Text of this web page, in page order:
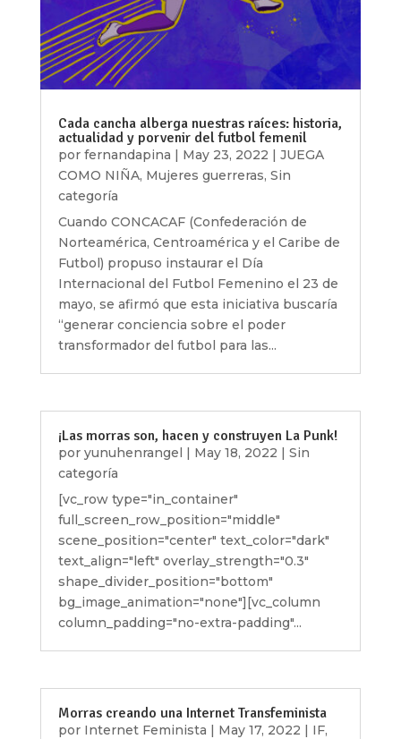
Cada cancha alberga nuestras raíces: historia,
actualidad y porvenir del futbol femenil
por fernandapina | May 23, 2022 | JUEGA
COMO NIÑA, Mujeres guerreras, Sin
categoría
Cuando CONCACAF (Confederación de
Norteamérica, Centroamérica y el Caribe de
Futbol) propuso instaurar el Día
Internacional del Futbol Femenino el 23 de
mayo, se afirmó que esta iniciativa buscaría
“generar conciencia sobre el poder
transformador del futbol para las...
¡Las morras son, hacen y construyen La Punk!
por yunuhenrangel | May 18, 2022 | Sin
categoría
[vc_row type="in_container"
full_screen_row_position="middle"
scene_position="center" text_color="dark"
text_align="left" overlay_strength="0.3"
shape_divider_position="bottom"
bg_image_animation="none"][vc_column
column_padding="no-extra-padding"...
Morras creando una Internet Transfeminista
por Internet Feminista | May 17, 2022 | IF,